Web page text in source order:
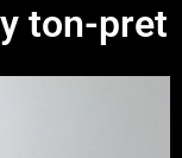
ton-pret